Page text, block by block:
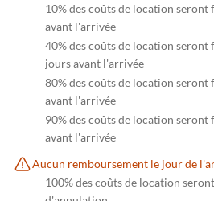
10% des coûts de location
avant l'arrivée
40% des coûts de location seront
jours avant l'arrivée
80% des coûts de location
avant l'arrivée
90% des coûts de location
avant l'arrivée
Aucun remboursement le jour de
100% des coûts de location